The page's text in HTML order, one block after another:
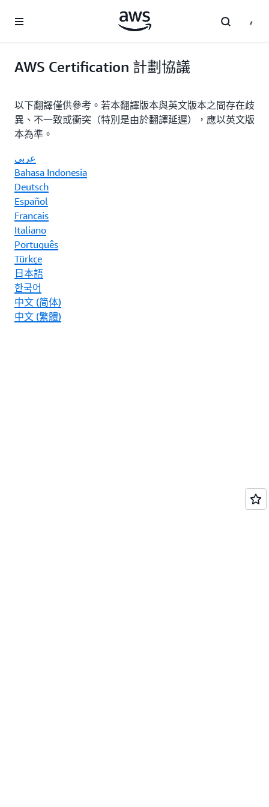
AWS Certification 計劃協議
以下翻譯僅供參考。若本翻譯版本與英文版本之間存在歧
異、不一致或衝突（特別是由於翻譯延遲），應以英文版
本為準。
عربي
Bahasa Indonesia
Deutsch
Español
Français
Italiano
Português
Türkçe
日本語
한국어
中文 (简体)
中文 (繁體)